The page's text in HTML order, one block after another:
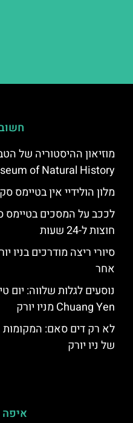
of Natural History)
מלון הולידיי אין בטיימס
לככב על המסכים בטיימס
חוצות ל-24 שעות
סיורי ריצה מודרכים בניו
אחר
נוסעים לגלות שלווה: יום
Chuang Yen מניו יורק
לא רק דים סאם: המקומות
של ניו יורק
איפה